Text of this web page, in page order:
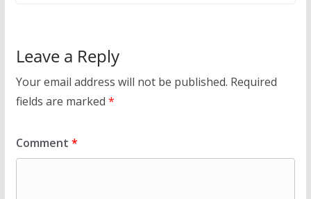
Leave a Reply
Your email address will not be published. Required
fields are marked *
Comment *